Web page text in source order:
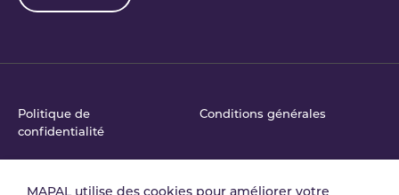
Politique de
confidentialité
Conditions générales